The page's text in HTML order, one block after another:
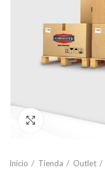
Click to enlarge
Inicio Tienda Outlet